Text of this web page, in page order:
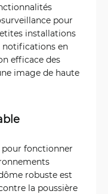
pour
installations
notifications en
efficace des
image de haute
pour fonctionner
robuste est
la poussière